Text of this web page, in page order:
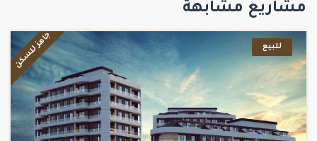
مشاريع مشابهة
للبيع جاهز للسكن